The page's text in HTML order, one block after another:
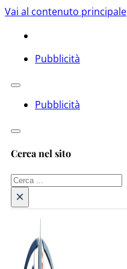
Vai al contenuto principale
Pubblicità
Pubblicità
Cerca nel sito
Cerca
×